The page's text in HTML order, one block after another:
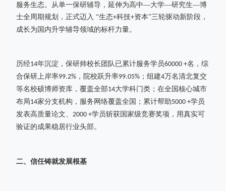
服务生态。从单一保研辅导，延伸为高中—大学—研究生—博
士全周期规划，正式迈入 “生态+科技+资本”三轮驱动新阶段，
成长为国内升学辅导领域的标杆力量。
历经14年沉淀，保研帅校长团队已累计服务学员60000 +名，综
合保研上岸率99.2% ，院校跃升率99.05% ；组建4万名清北复交
等名校硕博师资库，覆盖全部14大学科门类；在全国核心城市
布局14家分支机构，服务网络覆盖全国；累计帮助5000 +学员
发表高质量论文、 2000 +学员斩获国家级竞赛奖项，用真实可
验证的成果稳居行业头部。
二、 信任铸就发展根基